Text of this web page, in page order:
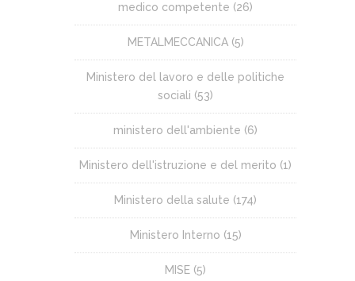
medico competente (26)
METALMECCANICA(5)
Ministero del lavoro e delle politiche
sociali (53)
ministero dell'ambiente (6)
Ministero dell'istruzione e del merito (1)
Ministero della salute (174)
Ministero Interno (15)
MISE (5)